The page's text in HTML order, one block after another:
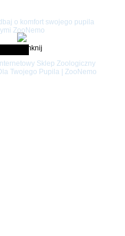
o komfort swojego pupila
ZooNemo
Sklep Zoologiczny
Twojego Pupila | ZooNemo